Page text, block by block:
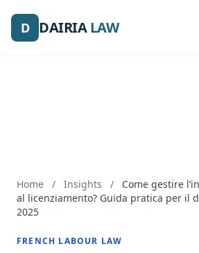
D DAIRIALAW
D DAIRIALAW
Home / Insights /
Come gestire
al licenziamento? Guida pratica per il
2025
FRENCH LABOUR LAW